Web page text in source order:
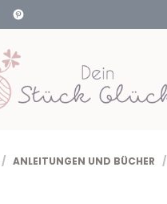
/ ANLEITUNGEN UND BÜCHER /